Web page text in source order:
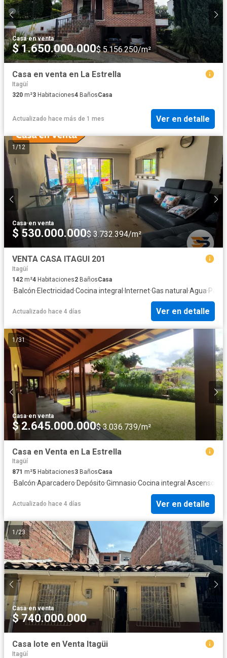
Casa·en venta
$ 1.650.000.000$ 5.156.250/m²
Casa en venta en La Estrella
Itagüí
320 m²3 Habitaciones4 BañosCasa
Actualizado hace más de 1 mes Ver en detalle
1 /12
Casa·en venta
$ 530.000.000$ 3.732.394/m²
VENTA CASA ITAGUI 201
Itagüí
142 m²4 Habitaciones2 BañosCasa
·Balcón·Electricidad·Cocina integral · Internet·Gas natural ·Agua·Patio
Actualizado hace 4 días Ver en detalle
1/31
Casa·en venta
$ 2.645.000.000$ 3.036.739/m²
Casa en Venta en La Estrella
Itagüí
871 m²5 Habitaciones3 BañosCasa
·Balcón·Aparcadero·Depósito·Gimnasio·Cocina integral ·Ascensor
Actualizado hace 4 días Ver en detalle
1 /23
Casa·en venta
$ 740.000.000
Casa lote en Venta Itagüi
Itagüí